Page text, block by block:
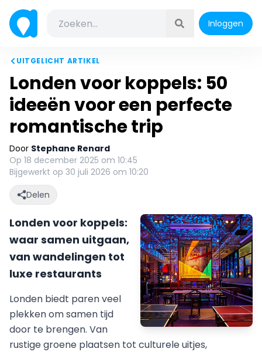
Inloggen
UITGELICHT ARTIKEL
Londen voor koppels: 50
ideeën voor een perfecte
romantische trip
Door Stephane Renard
Op 18 december 2025 om 10:45
Bijgewerkt op 30 juli 2026 om 10:20
Delen
Londen voor koppels:
waar samen uitgaan,
van wandelingen tot
luxe restaurants
Londen biedt paren veel
plekken om samen tijd
door te brengen. Van
rustige groene plaatsen tot culturele uitjes,